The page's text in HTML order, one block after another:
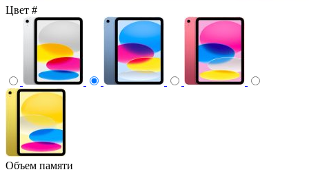
Цвет #
Объем памяти